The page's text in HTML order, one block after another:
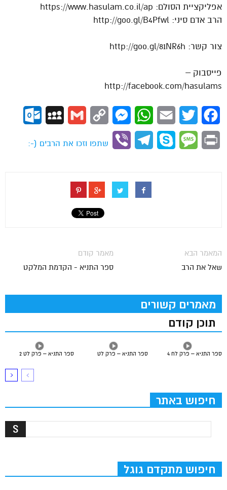
אפליקציית הסולם: https://www.hasulam.co.il/ap
הרב אדם סיני: http://goo.gl/B4Pfwl
צור קשר: http://goo.gl/81NR6h
פייסבוק –
http://facebook.com/hasulams
Facebook
Twitter
Email
WhatsApp
Messenger
Copy
Gmail
MySpace
Print
Message
Skype
Telegram
Viber
שתפו וזכו את הרבים (-:
מאמר קודם
ספר התניא - הקדמת המלקט
המאמר הבא
שאל את הרב
מאמרים קשורים
תוכן קודם
ספר התניא – פרק לט 2 ספר התניא – פרק לט ספר התניא – פרק לח 4
חיפוש באתר
חיפוש מתקדם גוגל